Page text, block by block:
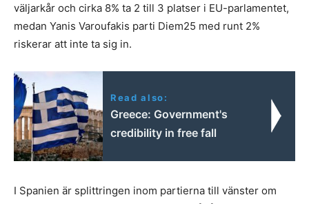
väljarkår och cirka 8% ta 2 till 3 platser i EU-parlamentet,
medan Yanis Varoufakis parti Diem25 med runt 2%
riskerar att inte ta sig in.
Read also:
Greece: Government's
credibility in free fall
I Spanien är splittringen inom partierna till vänster om